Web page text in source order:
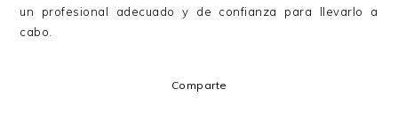
un profesional adecuado y de confianza para llevarlo a
cabo.
Comparte